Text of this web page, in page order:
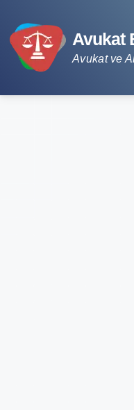
Avukat
Avukat ve